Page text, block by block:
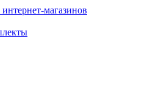
магазинов